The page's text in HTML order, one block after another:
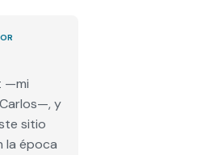
—mi
y
sitio
la época